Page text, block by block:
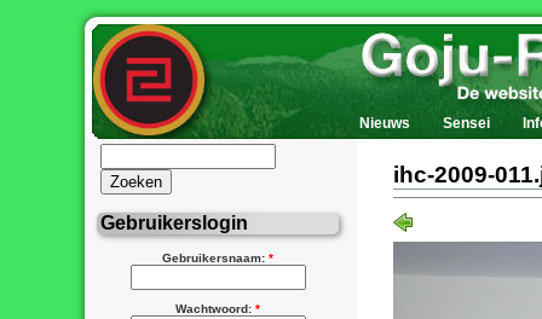
Nieuws Sensei
Gebruikerslogin
Gebruikersnaam: *
Wachtwoord: *
ihc-2009-